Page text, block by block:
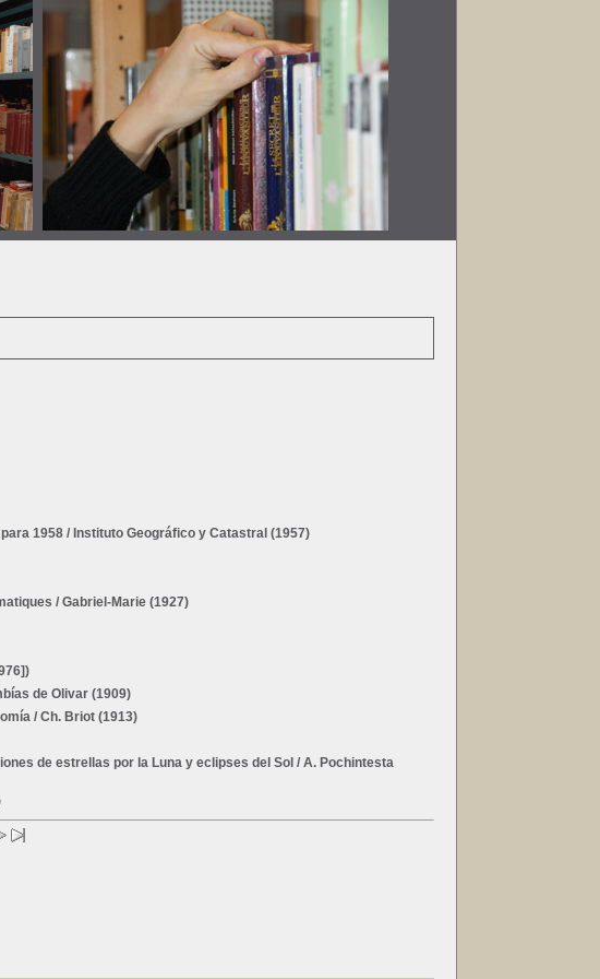
1958 / Instituto Geográfico y Catastral (1957)
/ Gabriel-Marie (1927)
de Olivar (1909)
/ Ch. Briot (1913)
de estrellas por la Luna y eclipses del Sol / A. Pochintesta